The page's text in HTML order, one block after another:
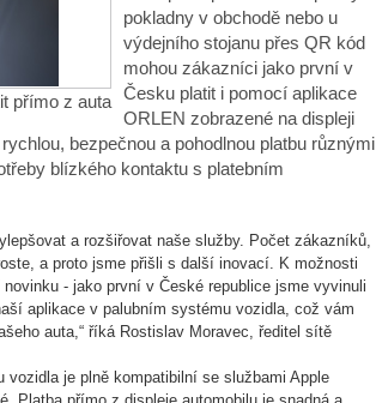
přímo z auta
pokladny v obchodě nebo u
výdejního stojanu přes QR kód
mohou zákazníci jako první v
Česku platit i pomocí aplikace
ORLEN zobrazené na displeji
bezpečnou a pohodlnou platbu různými
blízkého kontaktu s platebním
a rozšiřovat naše služby. Počet zákazníků,
a proto jsme přišli s další inovací. K možnosti
- jako první v České republice jsme vyvinuli
aplikace v palubním systému vozidla, což vám
auta,“ říká Rostislav Moravec, ředitel sítě
je plně kompatibilní se službami Apple